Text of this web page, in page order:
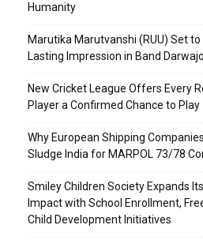
Humanity
Marutika Marutvanshi (RUU) Set to
Lasting Impression in Band Darwajo
New Cricket League Offers Every
Player a Confirmed Chance to Play
Why European Shipping
Sludge India for MARPOL 73/78
Smiley Children Society Expands
Impact with School Enrollment,
Child Development Initiatives